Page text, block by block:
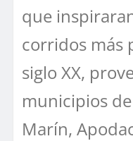
que
corridos más
siglo XX,
municipios
Marín,